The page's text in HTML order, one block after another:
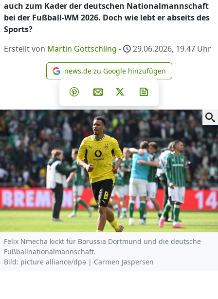
auch zum Kader der deutschen Nationalmannschaft
bei der Fußball-WM 2026. Doch wie lebt er abseits des
Sports?
Erstellt von Martin Gottschling - 29.06.2026, 19.47 Uhr
news.de zu Google
news.de zu Google hinzufügen
Teilen auf Facebook
Teilen auf Whatsapp
Teilen auf Telegram
Teilen auf Pinterest
Per E-Mail teilen
Post auf X
Felix Nmecha kickt für Borussia Dortmund und die deutsche
Fußballnationalmannschaft.
Bild: picture alliance/dpa | Carmen Jaspersen